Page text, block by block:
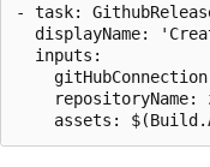
- task:
displayName:
  inputs: